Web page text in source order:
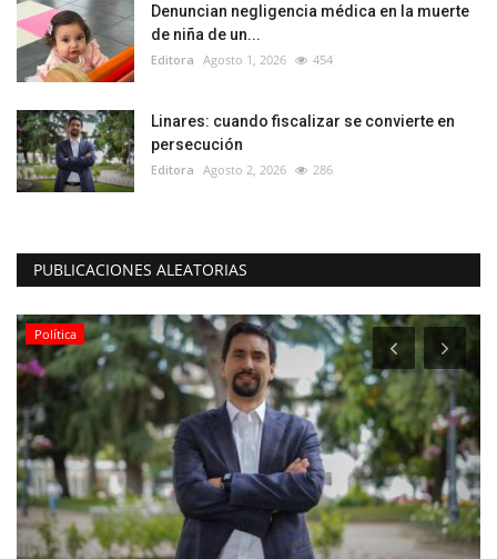
Denuncian negligencia médica en la muerte
de niña de un...
Editora Agosto 1, 2026 454
Linares: cuando fiscalizar se convierte en
persecución
Editora Agosto 2, 2026 286
PUBLICACIONES ALEATORIAS
Política